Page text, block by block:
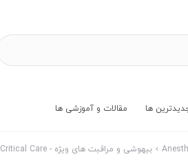
ها مقالات و آموزشی ها
بیهوشی و مراقبت های ویژه - Anesthesia & Critical Care ناشر ELSEVIER